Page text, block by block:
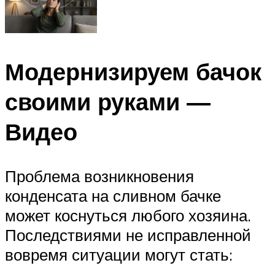
Модернизируем бачок
своими руками —
Видео
Проблема возникновения
конденсата на сливном бачке
может коснуться любого хозяина.
Последствиями не исправленной
вовремя ситуации могут стать: